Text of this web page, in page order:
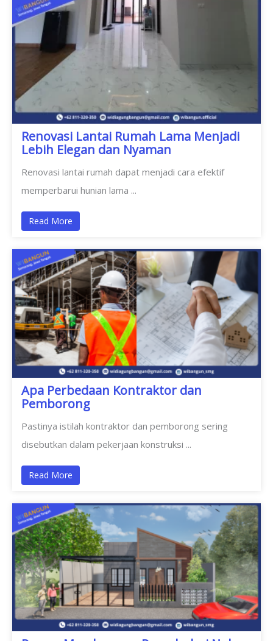
Renovasi Lantai Rumah Lama Menjadi
Lebih Elegan dan Nyaman
Renovasi lantai rumah dapat menjadi cara efektif
memperbarui hunian lama ...
Read More
Apa Perbedaan Kontraktor dan
Pemborong
Pastinya istilah kontraktor dan pemborong sering
disebutkan dalam pekerjaan konstruksi ...
Read More